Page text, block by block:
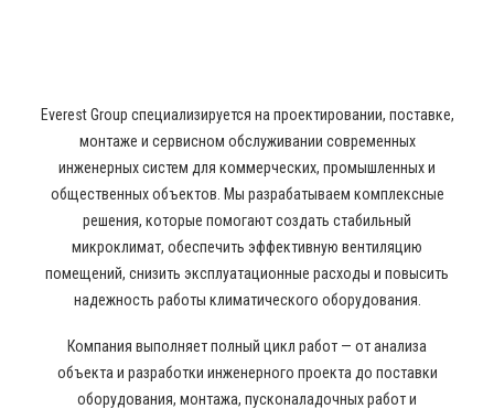
Everest Group специализируется на проектировании, поставке,
монтаже и сервисном обслуживании современных
инженерных систем для коммерческих, промышленных и
общественных объектов. Мы разрабатываем комплексные
решения, которые помогают создать стабильный
микроклимат, обеспечить эффективную вентиляцию
помещений, снизить эксплуатационные расходы и повысить
надежность работы климатического оборудования.
Компания выполняет полный цикл работ — от анализа
объекта и разработки инженерного проекта до поставки
оборудования, монтажа, пусконаладочных работ и